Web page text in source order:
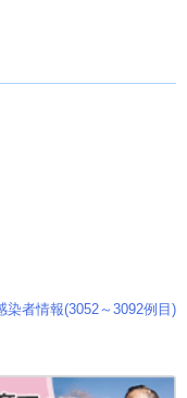
染者情報(3052～3092例目)